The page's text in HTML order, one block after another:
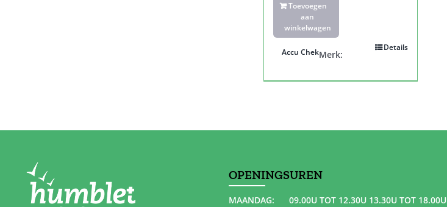
Toevoegen
aan
winkelwagen
Details
Merk:
Accu Chek
OPENINGSUREN
MAANDAG:
09.00U TOT 12.30U 13.30U TOT 18.00U